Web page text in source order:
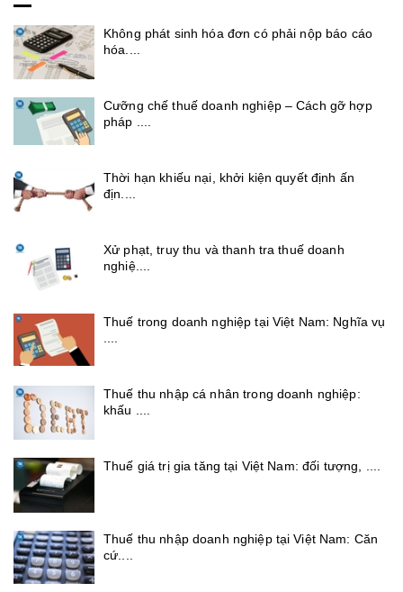
Không phát sinh hóa đơn có phải nộp báo cáo
hóa....
Cưỡng chế thuế doanh nghiệp – Cách gỡ hợp
pháp ....
Thời hạn khiếu nại, khởi kiện quyết định ấn
địn....
Xử phạt, truy thu và thanh tra thuế doanh
nghiệ....
Thuế trong doanh nghiệp tại Việt Nam: Nghĩa vụ
....
Thuế thu nhập cá nhân trong doanh nghiệp:
khấu ....
Thuế giá trị gia tăng tại Việt Nam: đối tượng, ....
Thuế thu nhập doanh nghiệp tại Việt Nam: Căn
cứ....